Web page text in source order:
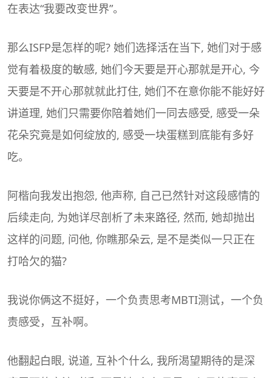
在表达“我要改变世界”。
那么ISFP是怎样的呢? 她们选择活在当下, 她们对于感
觉有着极度的敏感, 她们今天要是开心那就是开心, 今
天要是不开心那就就此打住, 她们不在意你能不能好好
讲道理, 她们只需要你陪着她们一同去感受, 感受一朵
花朵究竟是如何绽放的, 感受一块蛋糕到底能有多好
吃。
阿楷向我发出抱怨, 他声称, 自己已然针对这段感情的
后续走向, 为她详尽剖析了未来路径, 然而, 她却抛出
这样的问题, 问他, 你瞧那朵云, 是不是类似一只正在
打哈欠的猫?
我说你俩这不挺好，一个负责思考MBTI测试，一个负
责感受，互补啊。
他翻起白眼, 说道, 互补个什么, 我所渴望期待的是深